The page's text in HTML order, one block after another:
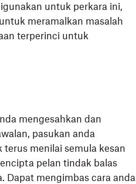
untuk perkara ini,
meramalkan masalah
terperinci untuk
mengesahkan dan
pasukan anda
menilai semula kesan
pelan tindak balas
Dapat mengimbas cara anda